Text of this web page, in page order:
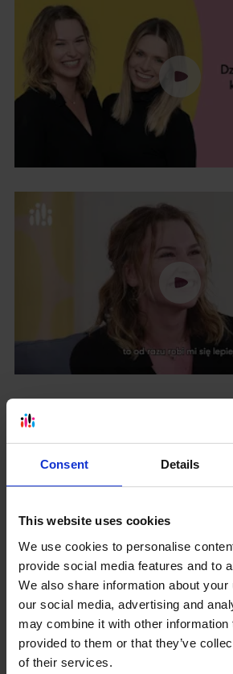
Consent Details
This website uses cookies
We use cookies to personalise
provide social media features and to
We also share information about
our social media, advertising and
may combine it with other information
provided to them or that they’ve
of their services.